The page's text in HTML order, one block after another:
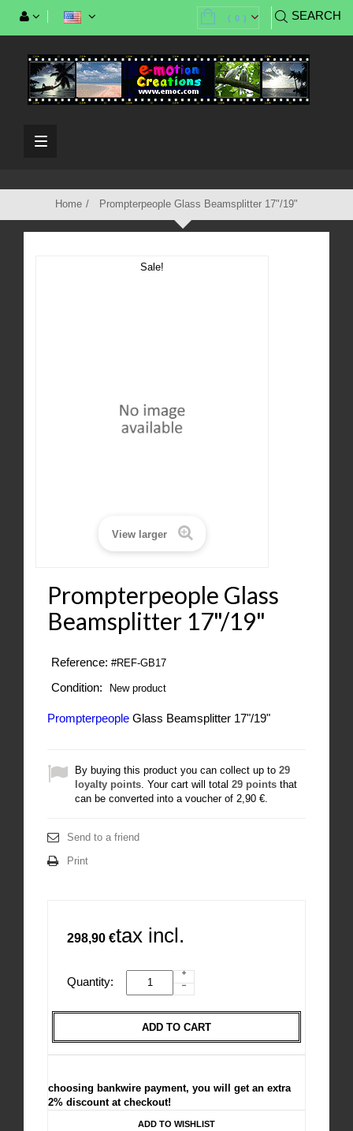
SEARCH
( 0 )
Home
Prompterpeople Glass Beamsplitter 17"/19"
Sale!
View larger
Prompterpeople Glass
Beamsplitter 17"/19"
Reference: #REF-GB17
Condition: New product
Prompterpeople Glass Beamsplitter 17"/19"
By buying this product you can collect up to 29
loyalty points . Your cart will total 29 points that
can be converted into a voucher of 2,90 €
Send to a friend
Print
298,90 €tax incl.
Quantity:
ADD TO CART
choosing bankwire payment, you will get an extra
2% discount at checkout!
ADD TO WISHLIST